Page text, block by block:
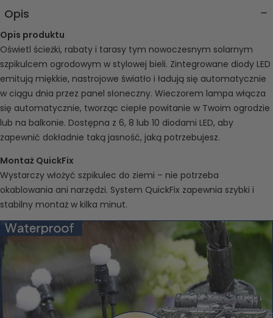
Opis
Opis produktu
Oświetl ścieżki, rabaty i tarasy tym nowoczesnym solarnym
szpikulcem ogrodowym w stylowej bieli. Zintegrowane diody LED
emitują miękkie, nastrojowe światło i ładują się automatycznie
w ciągu dnia przez panel słoneczny. Wieczorem lampa włącza
się automatycznie, tworząc ciepłe powitanie w Twoim ogrodzie
lub na balkonie. Dostępna z 6, 8 lub 10 diodami LED, aby
zapewnić dokładnie taką jasność, jaką potrzebujesz.
Montaż QuickFix
Wystarczy włożyć szpikulec do ziemi – nie potrzeba
okablowania ani narzędzi. System QuickFix zapewnia szybki i
stabilny montaż w kilka minut.